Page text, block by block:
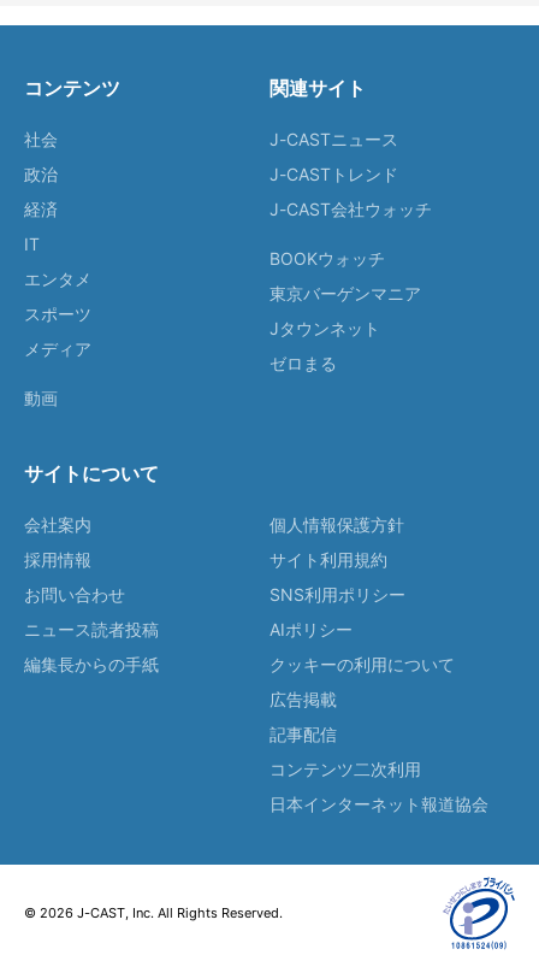
コンテンツ
社会
政治
経済
IT
エンタメ
スポーツ
メディア
動画
関連サイト
J-CASTニュース
J-CASTトレンド
J-CAST会社ウォッチ
BOOKウォッチ
東京バーゲンマニア
Jタウンネット
ゼロまる
サイトについて
会社案内
採用情報
お問い合わせ
ニュース読者投稿
編集長からの手紙
個人情報保護方針
サイト利用規約
SNS利用ポリシー
AIポリシー
クッキーの利用について
広告掲載
記事配信
コンテンツ二次利用
日本インターネット報道協会
© 2026 J-CAST, Inc. All Rights Reserved.